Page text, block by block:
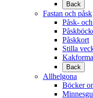
Back
Fastan och påsk
Påsk-
Påskkort
Stilla
Back
Allhelgona
Böcker